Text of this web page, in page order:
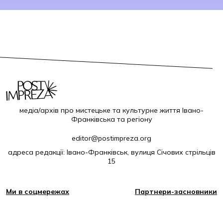
медіа/архів про мистецьке та культурне життя Івано-
Франківська та регіону
editor@postimpreza.org
адреса редакції: Івано-Франківськ, вулиця Січових стрільців
15
Ми в соцмережах Партнери-засновники